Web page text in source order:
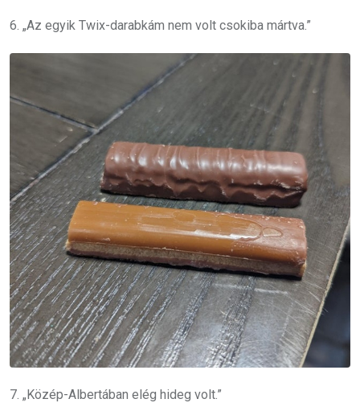
6. „Az egyik Twix-darabkám nem volt csokiba mártva.”
7. „Közép-Albertában elég hideg volt.”